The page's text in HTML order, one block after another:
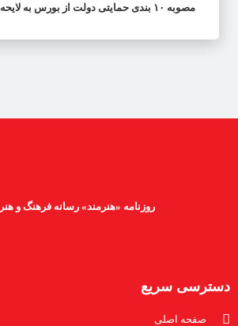
مصوبه ۱۰ بندی حمایتی دولت از بورس به لایحه بودجه پیوست شد
روزنامه «هنرمند» رسانه فرهنگ و
دسترسی سریع
صفحه اصلی